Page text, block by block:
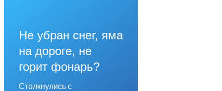
Не убран снег, яма
на дороге, не
горит фонарь?
Столкнулись с